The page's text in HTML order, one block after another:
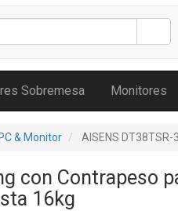
Sobremesa Monitores
& Monitor AISENS DT38TSR-
con Contrapeso
16kg